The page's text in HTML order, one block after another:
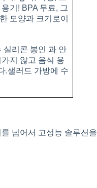
기! BPA 무료, 그
모양과 크기로이
실리콘 봉인 과 안
지 않고 음식 용
.샐러드 가방에 수
넘어서 고성능 솔루션